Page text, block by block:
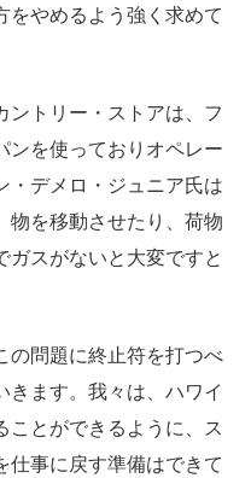
をやめるよう強く求めて
ントリー・ストアは、フ
ンを使っておりオペレー
・デメロ・ジュニア氏は
物を移動させたり、荷物
ガスがないと大変ですと
の問題に終止符を打つべ
きます。我々は、ハワイ
ことができるように、ス
仕事に戻す準備はできて